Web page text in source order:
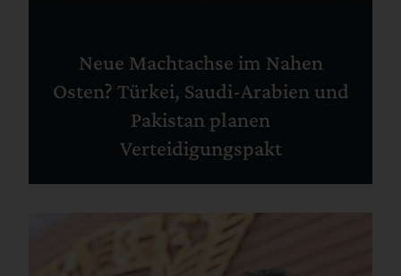
Neue Machtachse im Nahen
Osten? Türkei, Saudi-Arabien und
Pakistan planen
Verteidigungspakt